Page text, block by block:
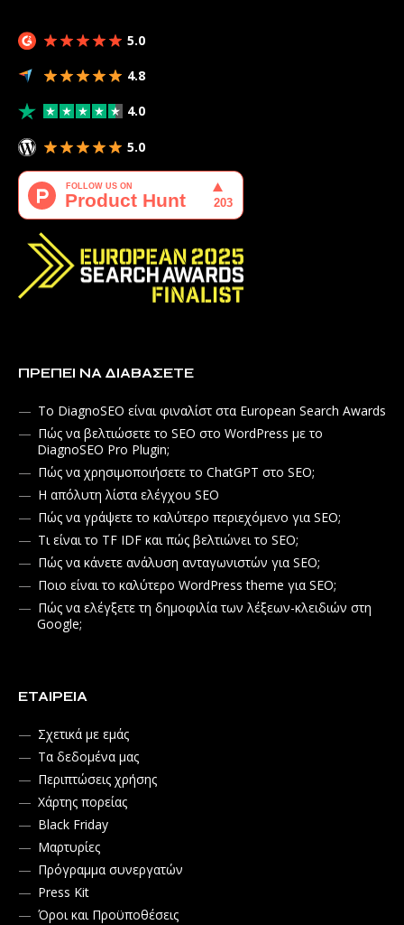
5.0
4.8
4.0
5.0
ΠΡΈΠΕΙ ΝΑ ΔΙΑΒΆΣΕΤΕ
Το DiagnoSEO είναι φιναλίστ στα European Search Awards
Πώς να βελτιώσετε το SEO στο WordPress με το
DiagnoSEO Pro Plugin;
Πώς να χρησιμοποιήσετε το ChatGPT στο SEO;
Η απόλυτη λίστα ελέγχου SEO
Πώς να γράψετε το καλύτερο περιεχόμενο για SEO;
Τι είναι το TF IDF και πώς βελτιώνει το SEO;
Πώς να κάνετε ανάλυση ανταγωνιστών για SEO;
Ποιο είναι το καλύτερο WordPress theme για SEO;
Πώς να ελέγξετε τη δημοφιλία των λέξεων-κλειδιών στη
Google;
ΕΤΑΙΡΕΊΑ
Σχετικά με εμάς
Τα δεδομένα μας
Περιπτώσεις χρήσης
Χάρτης πορείας
Black Friday
Μαρτυρίες
Πρόγραμμα συνεργατών
Press Kit
Όροι και Προϋποθέσεις